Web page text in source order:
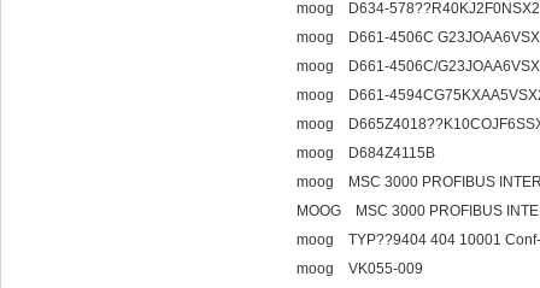
moog D634-578??R40KJ2F0NSX2
moog D661-4506C
moog D661-4506C/
moog D661-
moog
moog D684Z4115B
moog MSC 3000 PROFIBUS
MOOG MSC 3000 PROFIBUS
moog TYP??9404 404 10001
moog VK055-009